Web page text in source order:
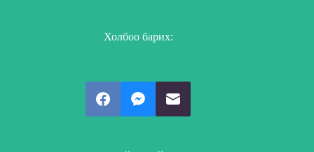
Холбоо барих: